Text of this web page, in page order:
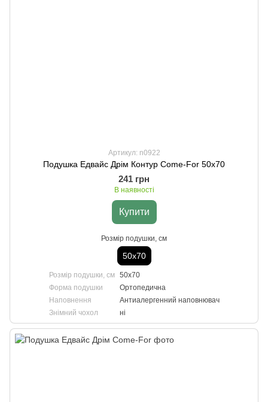
Артикул: n0922
Подушка Едвайс Дрім Контур Come-For 50х70
241 грн
В наявності
Купити
Розмір подушки, см
50х70
Розмір подушки, см
50х70
Форма подушки
Ортопедична
Наповнення
Антиалергенний наповнювач
Знімний чохол
ні